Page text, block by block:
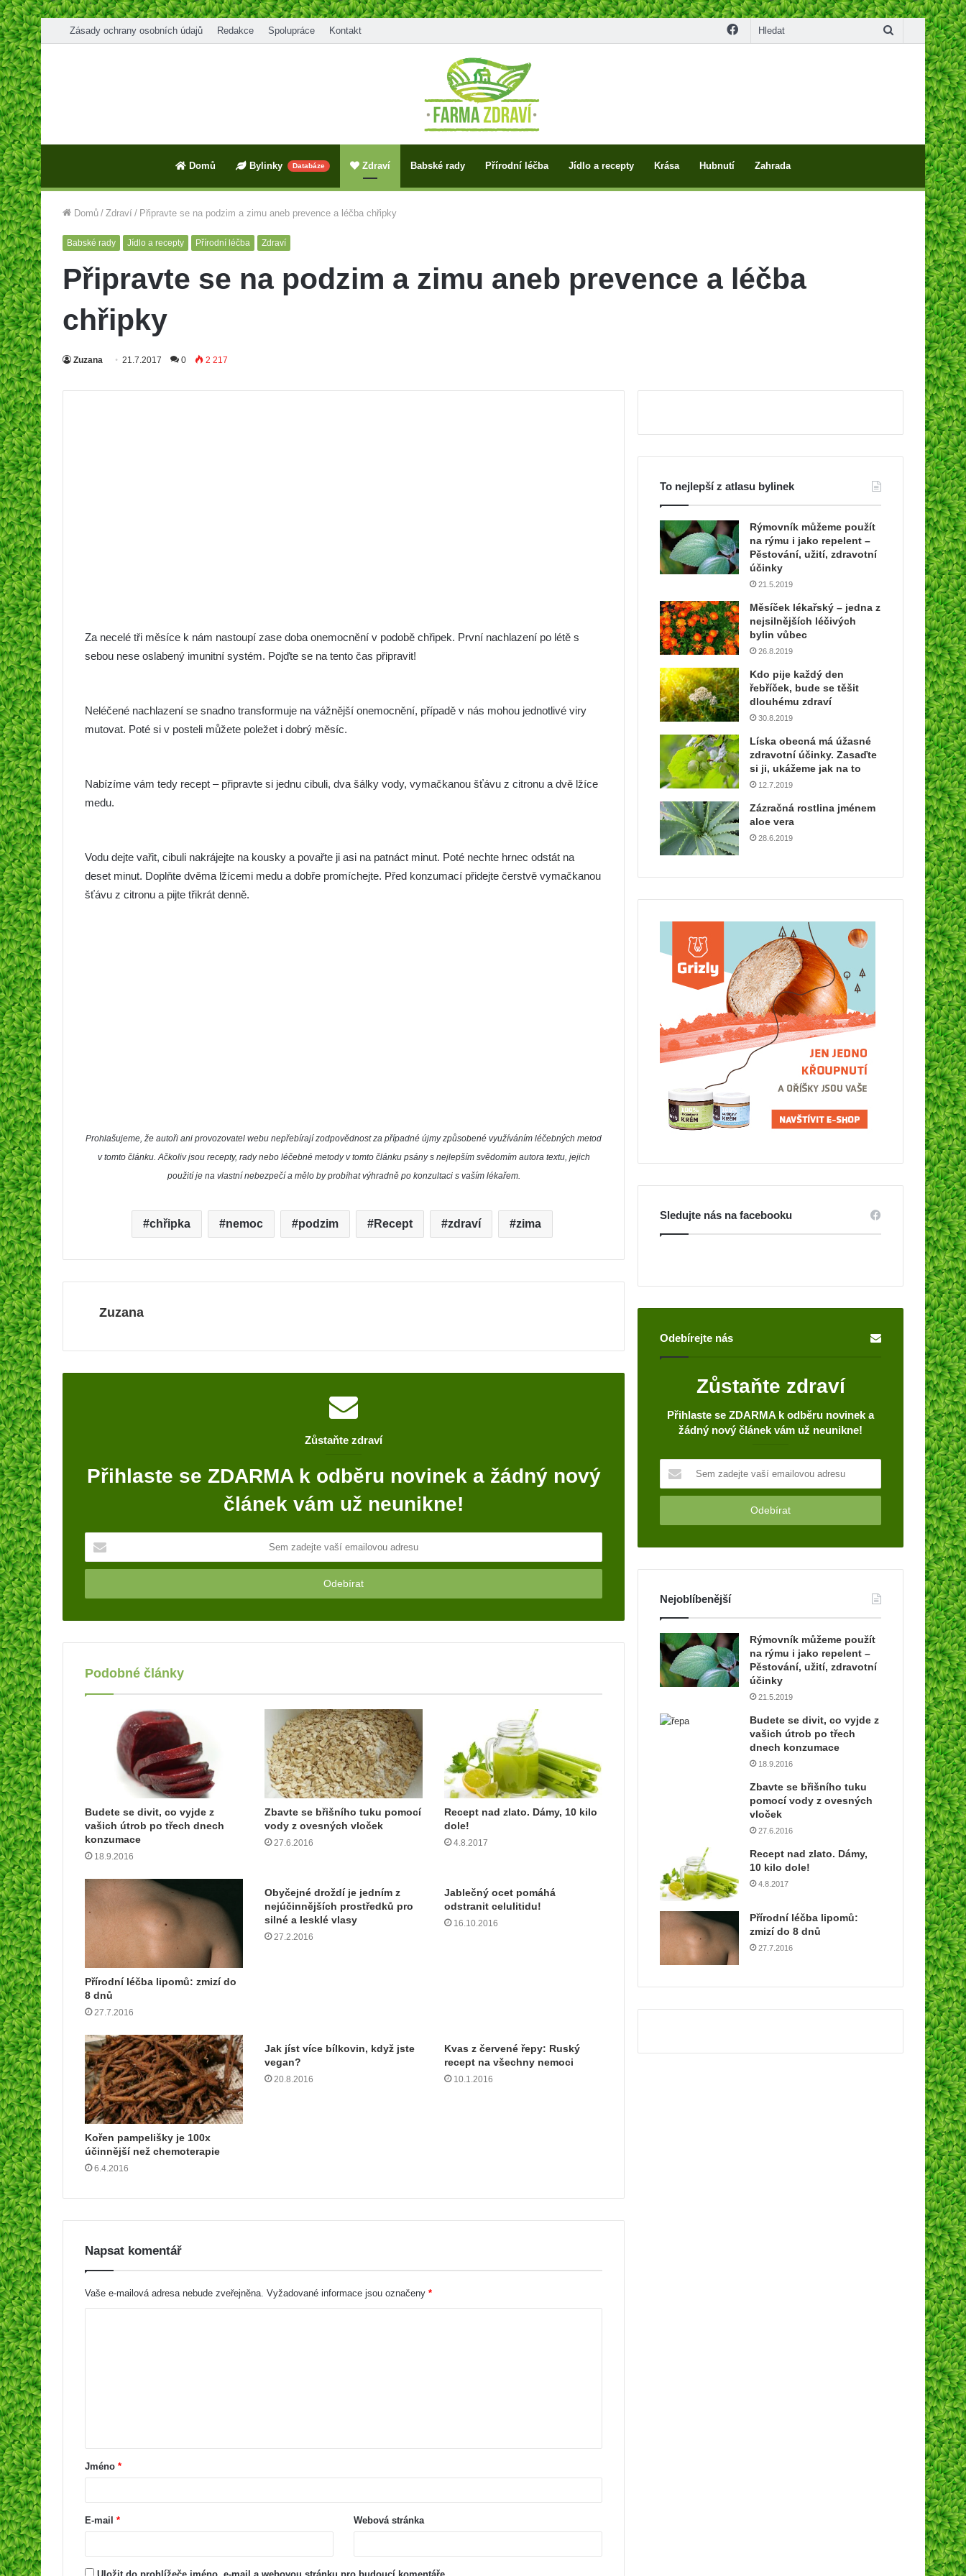
Zásady ochrany osobních údajů Redakce Spolupráce Kontakt Facebook
Domů Bylinky Databáze Zdraví Babské rady Přírodní léčba Jídlo a recepty Krása Hubnutí Zahrada
Domů / Zdraví / Připravte se na podzim a zimu aneb prevence a léčba chřipky
Babské rady Jídlo a recepty Přírodní léčba Zdraví
Připravte se na podzim a zimu aneb prevence a léčba
chřipky
Zuzana 21.7.2017 0 2 217
Za necelé tři měsíce k nám nastoupí zase doba onemocnění v podobě chřipek. První nachlazení po létě s
sebou nese oslabený imunitní systém. Pojďte se na tento čas připravit!
Neléčené nachlazení se snadno transformuje na vážnější onemocnění, případě v nás mohou jednotlivé viry
mutovat. Poté si v posteli můžete poležet i dobrý měsíc.
Nabízíme vám tedy recept – připravte si jednu cibuli, dva šálky vody, vymačkanou šťávu z citronu a dvě lžíce
medu.
Vodu dejte vařit, cibuli nakrájejte na kousky a povařte ji asi na patnáct minut. Poté nechte hrnec odstát na
deset minut. Doplňte dvěma lžícemi medu a dobře promíchejte. Před konzumací přidejte čerstvě vymačkanou
šťávu z citronu a pijte třikrát denně.
Prohlašujeme, že autoři ani provozovatel webu nepřebírají zodpovědnost za případné újmy způsobené využíváním léčebných metod
v tomto článku. Ačkoliv jsou recepty, rady nebo léčebné metody v tomto článku psány s nejlepším svědomím autora textu, jejich
použití je na vlastní nebezpečí a mělo by probíhat výhradně po konzultaci s vaším lékařem.
chřipka nemoc podzim Recept zdraví zima
Zuzana
Zůstaňte zdraví
Přihlaste se ZDARMA k odběru novinek a žádný nový
článek vám už neunikne!
m
a
j
e
v
l
o
v
o
Podobné články
Budete se divit, co vyjde z
vašich útrob po třech dnech
konzumace
18.9.2016
Zbavte se břišního tuku pomocí
vody z ovesných vloček
27.6.2016
Recept nad zlato. Dámy, 10 kilo
dole!
4.8.2017
Přírodní léčba lipomů: zmizí do
8 dnů
27.7.2016
Obyčejné droždí je jedním z
nejúčinnějších prostředků pro
silné a lesklé vlasy
27.2.2016
Jablečný ocet pomáhá
odstranit celulitidu!
16.10.2016
Kořen pampelišky je 100x
účinnější než chemoterapie
6.4.2016
Jak jíst více bílkovin, když jste
vegan?
20.8.2016
Kvas z červené řepy: Ruský
recept na všechny nemoci
10.1.2016
Napsat komentář
Vaše e-mailová adresa nebude zveřejněna. Vyžadované informace jsou označeny *
Jméno *
E-mail * Webová stránka
To nejlepší z atlasu bylinek
Rýmovník můžeme použít
na rýmu i jako repelent –
Pěstování, užití, zdravotní
účinky
21.5.2019
Měsíček lékařský – jedna z
nejsilnějších léčivých
bylin vůbec
26.8.2019
Kdo pije každý den
řebříček, bude se těšit
dlouhému zdraví
30.8.2019
Líska obecná má úžasné
zdravotní účinky. Zasaďte
si ji, ukážeme jak na to
12.7.2019
Zázračná rostlina jménem
aloe vera
28.6.2019
Sledujte nás na facebooku
Odebírejte nás
Zůstaňte zdraví
Přihlaste se ZDARMA k odběru novinek a
žádný nový článek vám už neunikne!
m
a
j
e
v
a
š
í
e
i
s
u
Nejoblíbenější
Rýmovník můžeme použít
na rýmu i jako repelent –
Pěstování, užití, zdravotní
účinky
21.5.2019
Budete se divit, co vyjde z
vašich útrob po třech
dnech konzumace
18.9.2016
Zbavte se břišního tuku
pomocí vody z ovesných
vloček
27.6.2016
Recept nad zlato. Dámy,
10 kilo dole!
4.8.2017
Přírodní léčba lipomů:
zmizí do 8 dnů
27.7.2016